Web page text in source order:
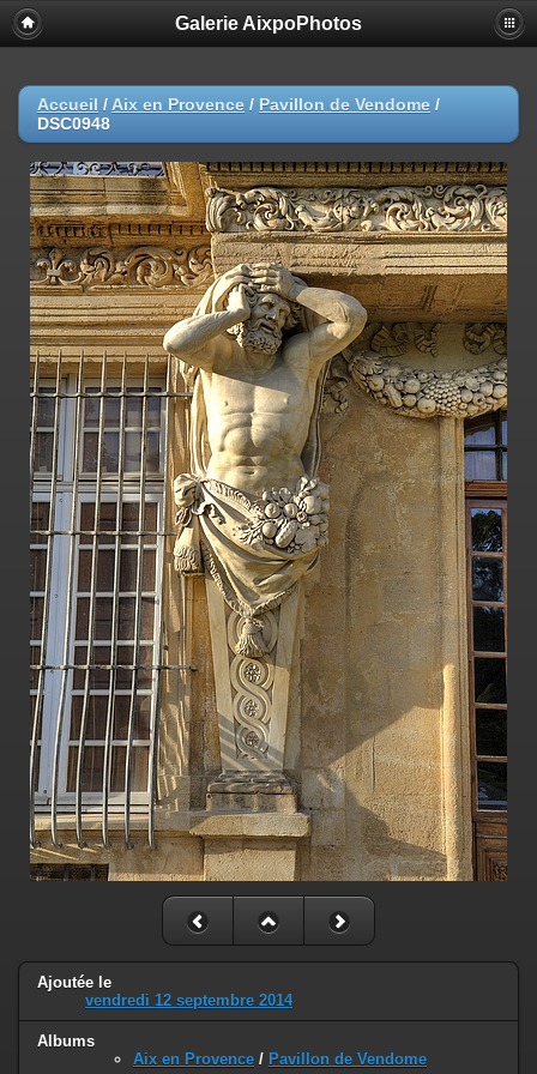
Galerie AixpoPhotos
Accueil / Aix en Provence / Pavillon de Vendome /
DSC0948
Ajoutée le
vendredi 12 septembre 2014
Albums
Aix en Provence / Pavillon de Vendome